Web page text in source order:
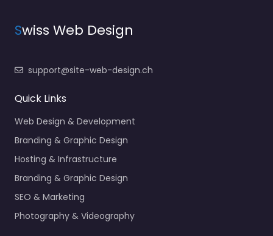
Swiss Web Design
support@site-web-design.ch
Quick Links
Web Design & Development
Branding & Graphic Design
Hosting & Infrastructure
Branding & Graphic Design
SEO & Marketing
Photography & Videography